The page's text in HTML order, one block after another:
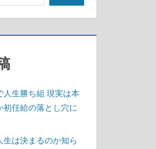
人生勝ち組 現実は本
初任給の落とし穴に
生は決まるのか知ら